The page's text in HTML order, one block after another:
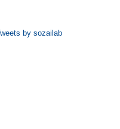
by sozailab